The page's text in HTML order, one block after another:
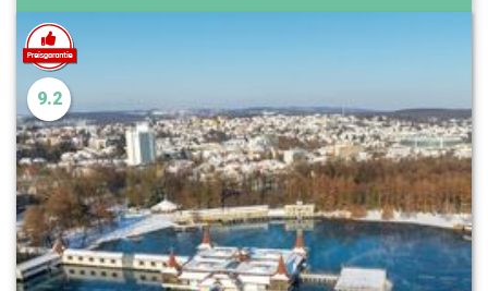
9.2